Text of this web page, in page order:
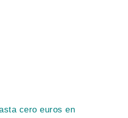
cero euros en